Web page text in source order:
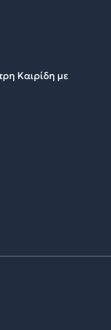
Καιρίδη με